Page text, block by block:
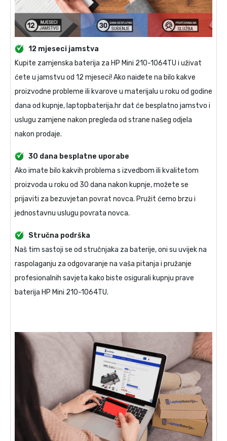
12 mjeseci jamstva
Kupite zamjenska baterija za HP Mini 210-1064TU i uživat
ćete u jamstvu od 12 mjeseci! Ako naiđete na bilo kakve
proizvodne probleme ili kvarove u materijalu u roku od godine
dana od kupnje, laptopbaterija.hr dat će besplatno jamstvo i
uslugu zamjene nakon pregleda od strane našeg odjela
nakon prodaje.
30 dana besplatne uporabe
Ako imate bilo kakvih problema s izvedbom ili kvalitetom
proizvoda u roku od 30 dana nakon kupnje, možete se
prijaviti za bezuvjetan povrat novca. Pružit ćemo brzu i
jednostavnu uslugu povrata novca.
Stručna podrška
Naš tim sastoji se od stručnjaka za baterije, oni su uvijek na
raspolaganju za odgovaranje na vaša pitanja i pružanje
profesionalnih savjeta kako biste osigurali kupnju prave
baterija HP Mini 210-1064TU.